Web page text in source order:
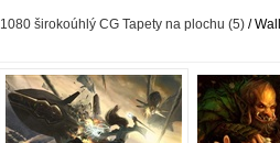
1080 širokoúhlý CG Tapety na plochu (5) /